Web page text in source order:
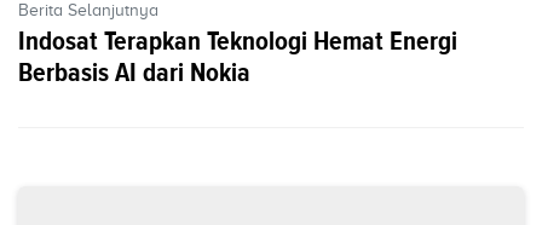
Berita Selanjutnya
Indosat Terapkan Teknologi Hemat Energi
Berbasis AI dari Nokia